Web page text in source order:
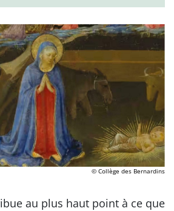
© Collège des Bernardins
au plus haut point à ce que